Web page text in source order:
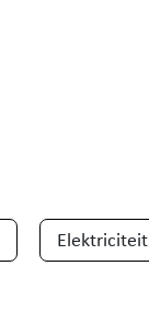
Elektriciteit